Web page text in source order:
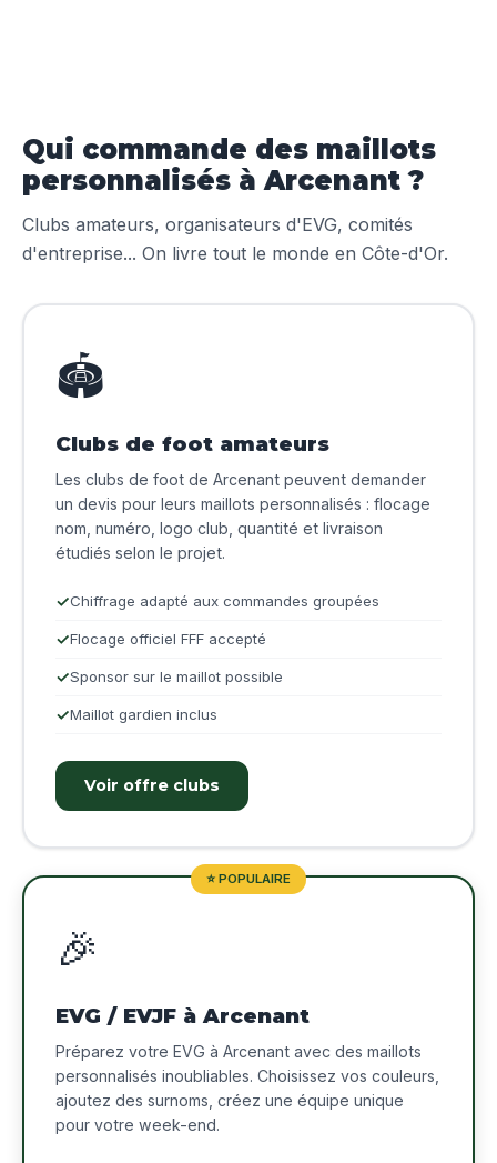
Qui commande des maillots
personnalisés à Arcenant ?
Clubs amateurs, organisateurs d'EVG, comités
d'entreprise... On livre tout le monde en Côte-d'Or.
🏟️
Clubs de foot amateurs
Les clubs de foot de Arcenant peuvent demander
un devis pour leurs maillots personnalisés : flocage
nom, numéro, logo club, quantité et livraison
étudiés selon le projet.
Chiffrage adapté aux commandes groupées
Flocage officiel FFF accepté
Sponsor sur le maillot possible
Maillot gardien inclus
Voir offre clubs
⭐ POPULAIRE
🎉
EVG / EVJF à Arcenant
Préparez votre EVG à Arcenant avec des maillots
personnalisés inoubliables. Choisissez vos couleurs,
ajoutez des surnoms, créez une équipe unique
pour votre week-end.